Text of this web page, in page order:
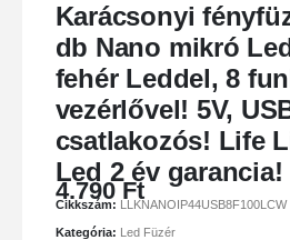
Karácsonyi
db Nano mikró
fehér Leddel, 8
vezérlővel! 5V,
csatlakozós! Life
Led 2 év garancia!
4.790Ft
Cikkszám: LLKNANOIP44USB8F100LCW
Kategória: Led Füzér